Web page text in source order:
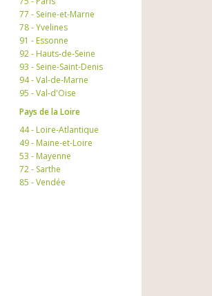
77 - Seine-et-Marne
78 - Yvelines
91 - Essonne
92 - Hauts-de-Seine
93 - Seine-Saint-Denis
94 - Val-de-Marne
95 - Val-d'Oise
Pays de la Loire
44 - Loire-Atlantique
49 - Maine-et-Loire
53 - Mayenne
72 - Sarthe
85 - Vendée